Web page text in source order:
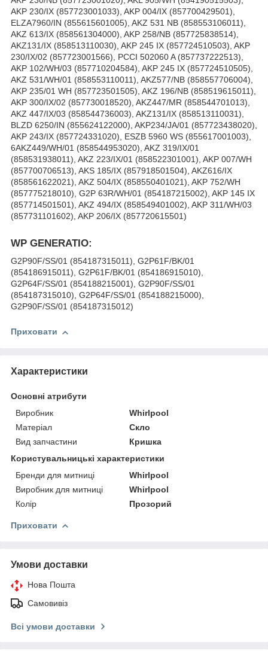
AKP 230/IX (857723001033), AKP 004/IX (857700429501),
ELZA7960/IN (855615601005), AKZ 531 NB (858553106011),
AKZ 613/IX (858561304000), AKP 258/NB (857725838514),
AKZ131/IX (858513110030), AKP 245 IX (857724510503), AKP
230/IX/02 (857723001566), PCCI 502060 A (857737222513),
AKP 102/WH/03 (857710204584), AKP 245 IX (857724510505),
AKZ 531/WH/01 (858553110011), AKZ577/NB (858557706004),
AKP 235/01 WH (857723501505), AKZ 196/NB (858519615011),
AKP 300/IX/02 (857730018520), AKZ447/MR (858544701013),
AKZ 447/IX/03 (858544736003), AKZ131/IX (858513110031),
BLZD 6250/IN (855624122000), AKP234/JA/01 (857723438020),
AKP 243/IX (857724331020), ESZB 5960 WS (855617001003),
6AKZ449/WH/01 (858544953020), AKZ 319/IX/01
(858531938011), AKZ 223/IX/01 (858522301001), AKP 007/WH
(857700706513), AKS 185/IX (857918501504), AKZ616/IX
(858561622021), AKZ 504/IX (858550401021), AKP 752/WH
(857775218010), G2P 63R/WH/01 (854187215002), AKP 145 IX
(857714501501), AKZ 494/IX (858549401002), AKP 311/WH/03
(857731101602), AKP 206/IX (857720615501)
WP GENERATIO:
G2P90F/SS/01 (854187315011), G2P61F/BK/01
(854186915011), G2P61F/BK/01 (854186915010),
G2P64F/SS/01 (854188215001), G2P90F/SS/01
(854187315010), G2P64F/SS/01 (854188215000),
G2P90F/SS/01 (854187315012)
Приховати
Характеристики
Основні атрибути
Виробник
Whirlpool
Матеріал
Скло
Вид запчастини
Кришка
Користувальницькі характеристики
Бренди для митниці
Whirlpool
Виробник для митниці
Whirlpool
Колір
Прозорий
Приховати
Умови доставки
Нова Пошта
Самовивіз
Всі умови доставки